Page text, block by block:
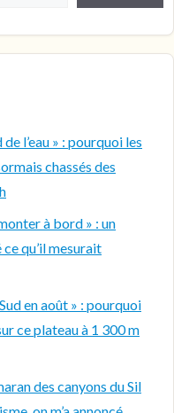
l’eau » : pourquoi les
chassés des
à bord » : un
qu’il mesurait
en août » : pourquoi
ce plateau à 1 300 m
des canyons du Sil